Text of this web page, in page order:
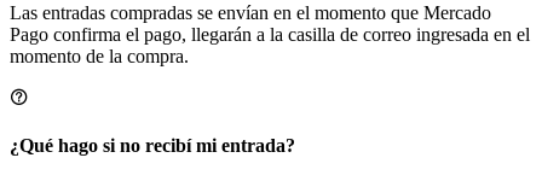
Las entradas compradas se envían en el momento que Mercado
Pago confirma el pago, llegarán a la casilla de correo ingresada en el
momento de la compra.
¿Qué hago si no recibí mi entrada?